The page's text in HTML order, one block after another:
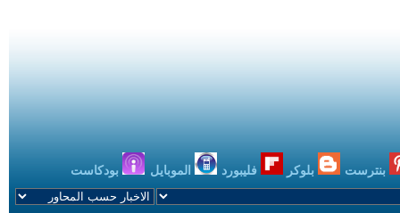
بنترست بلوكر فليبورد الموبايل بودكاست